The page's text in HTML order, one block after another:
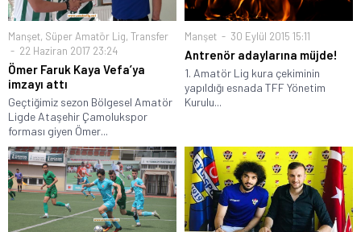
Manşet, Süper Amatör Lig, Transfer
22 Haziran 2017 23:24
Ömer Faruk Kaya Vefa’ya
imzayı attı
Geçtiğimiz sezon Bölgesel Amatör
Ligde Ataşehir Çamolukspor
forması giyen Ömer...
Manşet 30 Eylül 2015 15:11
Antrenör adaylarına müjde!
1. Amatör Lig kura çekiminin
yapıldığı esnada TFF Yönetim
Kurulu...